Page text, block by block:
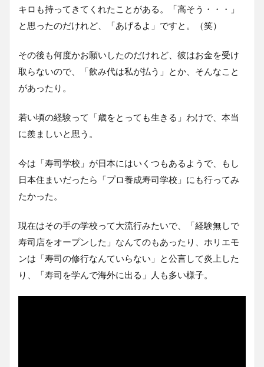
キロも持ってきてくれたことがある。「高そう・・・」
と思ったのだけれど、「あげるよ」ですと。（笑）
その後も何度かお願いしたのだけれど、彼はお金を受け
取らないので、「飲み代は私が払う」とか、そんなこと
があったり。
若い頃の経験って「歳をとっても生きる」わけで、本当
に羨ましいと思う。
今は「寿司学校」が日本にはいくつもあるようで、もし
日本住まいだったら「プロ養成寿司学校」にも行ってみ
たかった。
現在はその手の学校って大流行みたいで、「経験無しで
寿司店をオープンした」なんてのもあったり、ホリエモ
ンは「寿司の修行なんていらない」と公言して炎上した
り、「寿司を学んで海外に出る」人も多い様子。